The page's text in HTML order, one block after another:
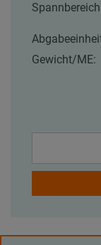
Gewicht/ME: